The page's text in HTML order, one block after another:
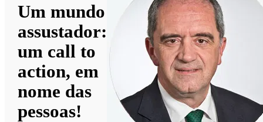
Um mundo
assustador:
um call to
action, em
nome das
pessoas!